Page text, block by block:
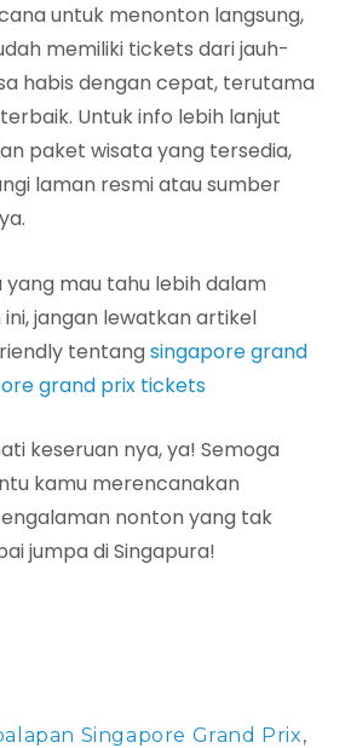
untuk menonton langsung,
memiliki tickets dari jauh-
habis dengan cepat, terutama
Untuk info lebih lanjut
paket wisata yang tersedia,
laman resmi atau sumber
yang mau tahu lebih dalam
jangan lewatkan artikel
tentangsingapore grand
grand prix tickets
keseruan nya, ya! Semoga
kamu merencanakan
nonton yang tak
jumpa di Singapura!
Singapore Grand Prix,